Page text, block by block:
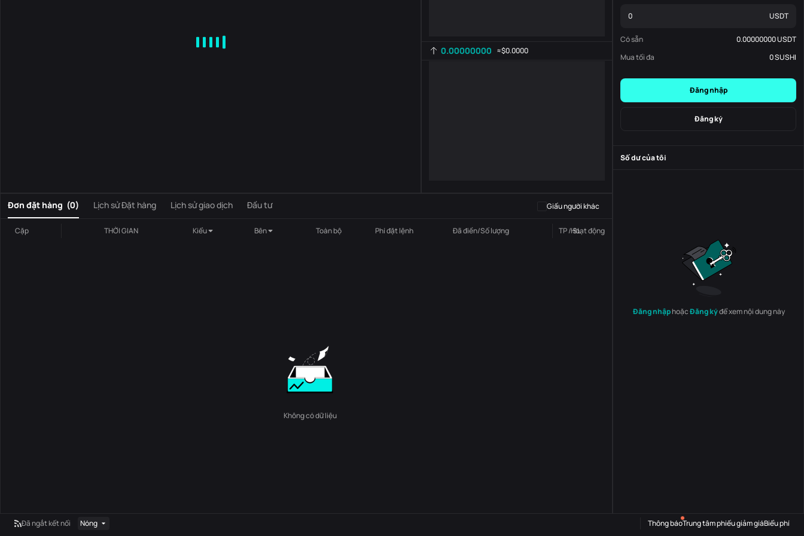
0.00000000 ≈$0.0000
-
Đơn đặt hàng (0) Lịch sử Đặt hàng Lịch sử giao dịch Đầu tư Giấu người khác
Cặp THỜI GIAN Kiểu Bên Toàn bộ Phí đặt lệnh Đã điền/Số lượng TP / SLHoạt động
Không có dữ liệu
USDT
Có sẵn 0.00000000USDT
Mua tối đa
0SUSHI
Đăng nhập
Đăng ký
Số dư của tôi
Đăng nhậphoặcĐăng kýđể xem nội dung này
Đã ngắt kết nối Nóng Thông báoTrung tâm phiếu giảm giáBiểu phí